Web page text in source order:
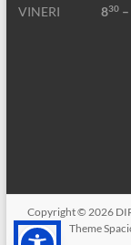
VINERI 830–
Copyright © 2026
Theme